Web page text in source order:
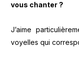
vous chanter ?
J’aime
voyelles qui